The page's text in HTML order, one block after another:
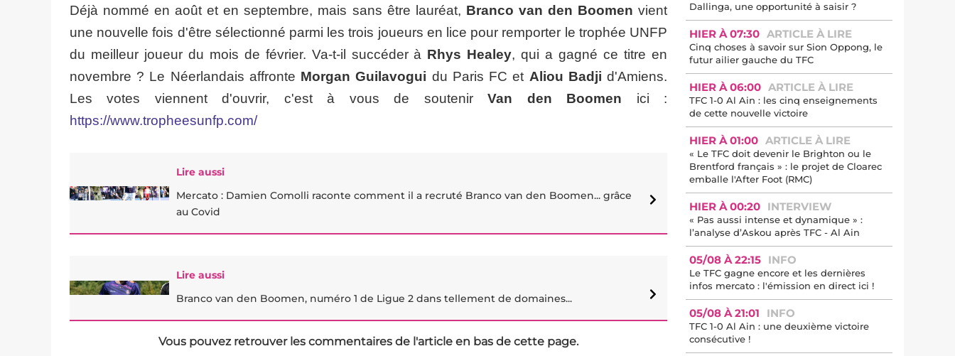
Déjà nommé en août et en septembre, mais sans être lauréat, Branco van den Boomen vient
une nouvelle fois d'être sélectionné parmi les trois joueurs en lice pour remporter le trophée UNFP
du meilleur joueur du mois de février. Va-t-il succéder à Rhys Healey, qui a gagné ce titre en
novembre ? Le Néerlandais affronte Morgan Guilavogui du Paris FC et Aliou Badji d'Amiens.
Les votes viennent d'ouvrir, c'est à vous de soutenirVan den Boomen ici :
https://www.tropheesunfp.com/
Lire aussi
Mercato : Damien Comolli raconte comment il a recruté Branco van den Boomen... grâce
au Covid
Lire aussi
Branco van den Boomen, numéro 1 de Ligue 2 dans tellement de domaines...
Vous pouvez retrouver les commentaires de l'article en bas de cette page.
Dallinga, une opportunité à saisir ?
HIER À 07:30 ARTICLE À LIRE
Cinq choses à savoir sur Sion Oppong, le
futur ailier gauche du TFC
HIER À 06:00 ARTICLE À LIRE
TFC 1-0 Al Ain : les cinq enseignements
de cette nouvelle victoire
HIER À 01:00 ARTICLE À LIRE
« Le TFC doit devenir le Brighton ou le
Brentford français » : le projet de Cloarec
emballe l'After Foot (RMC)
HIER À 00:20 INTERVIEW
« Pas aussi intense et dynamique » :
l’analyse d’Askou après TFC - Al Ain
05/08 À 22:15 INFO
Le TFC gagne encore et les dernières
infos mercato : l'émission en direct ici !
05/08 À 21:01 INFO
TFC 1-0 Al Ain : une deuxième victoire
consécutive !